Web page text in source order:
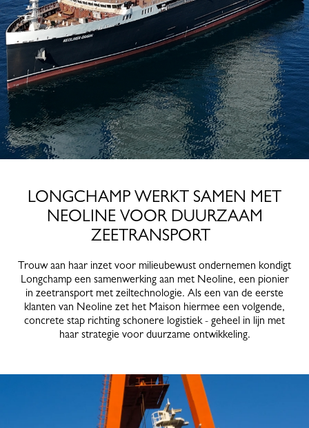
LONGCHAMP WERKT SAMEN MET
NEOLINE VOOR DUURZAAM
ZEETRANSPORT
Trouw aan haar inzet voor milieubewust ondernemen kondigt
Longchamp een samenwerking aan met Neoline, een pionier
in zeetransport met zeiltechnologie. Als een van de eerste
klanten van Neoline zet het Maison hiermee een volgende,
concrete stap richting schonere logistiek - geheel in lijn met
haar strategie voor duurzame ontwikkeling.